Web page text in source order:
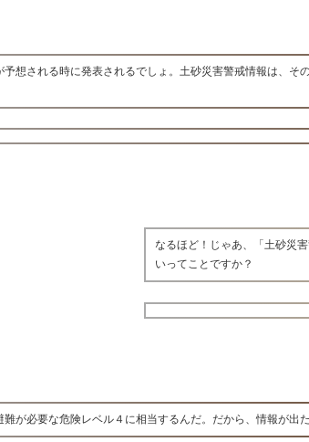
想される時に発表されるでしょ。土砂災害警戒情報は、
なるほど！じゃあ、「土砂災
いってことですか？
が必要な危険レベル４に相当するんだ。だから、情報が出